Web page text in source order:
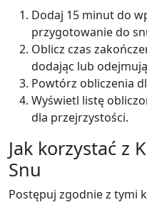
Dodaj 15 minut do
przygotowanie do
Oblicz czas
dodając lub
Powtórz obliczenia
Wyświetl listę
dla przejrzystości.
Jak korzystać z
Snu
Postępuj zgodnie z tymi